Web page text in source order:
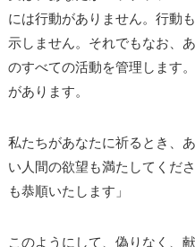
には行動がありません。行動
示しません。それでもなお、
のすべての活動を管理します
があります。
私たちがあなたに祈るとき、
い人間の欲望も満たしてくだ
も恭順いたします」
このようにして、偽りなく、